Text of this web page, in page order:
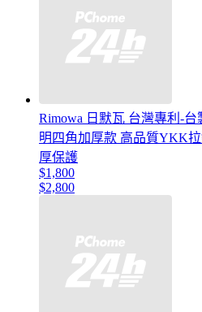
Rimowa 日默瓦 台灣專利-
明四角加厚款 高品質YKK
厚保護
$1,800
$2,800